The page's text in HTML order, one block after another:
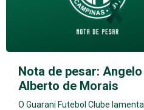
Nota de pesar: Angelo
Alberto de Morais
O Guarani Futebol Clube lamenta